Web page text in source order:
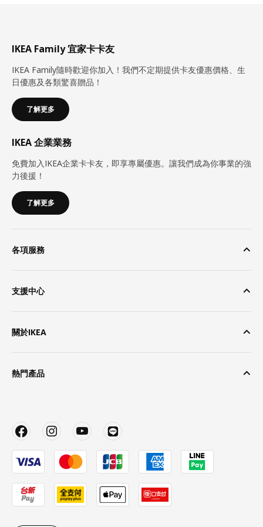
IKEA Family 宜家卡卡友
IKEA Family隨時歡迎你加入！我們不定期提供卡友優惠價格、生
日優惠及各類驚喜贈品！
了解更多
IKEA 企業業務
免費加入IKEA企業卡卡友，即享專屬優惠。讓我們成為你事業的強
力後援！
了解更多
各項服務
支援中心
關於IKEA
熱門產品